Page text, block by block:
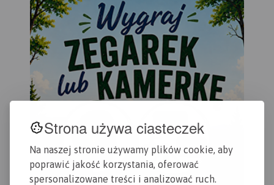
Strona używa ciasteczek
Na naszej stronie używamy plików cookie, aby
poprawić jakość korzystania, oferować
spersonalizowane treści i analizować ruch.